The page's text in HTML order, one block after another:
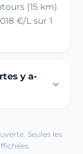
(15 km)
€/L sur 1
y a-
Seules les